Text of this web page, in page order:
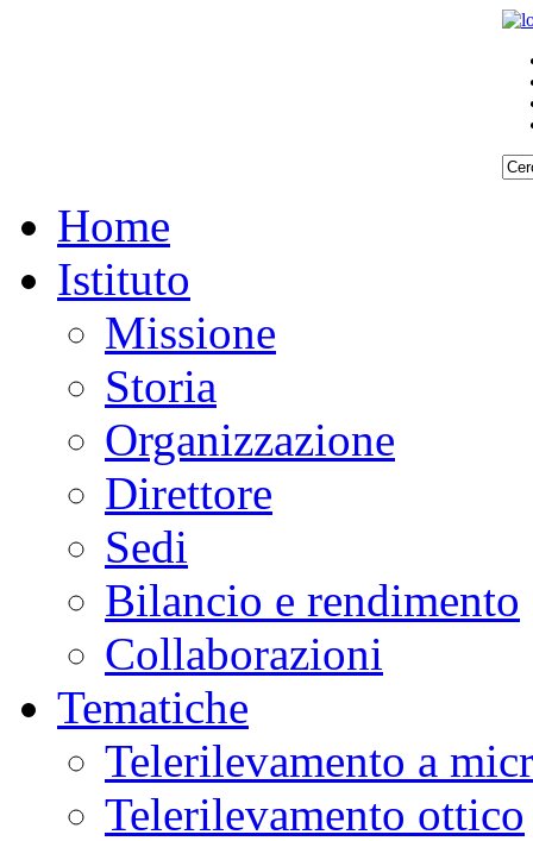
Home
Istituto
Missione
Storia
Organizzazione
Direttore
Sedi
Bilancio e rendimento
Collaborazioni
Tematiche
Telerilevamento a
Telerilevamento ottico